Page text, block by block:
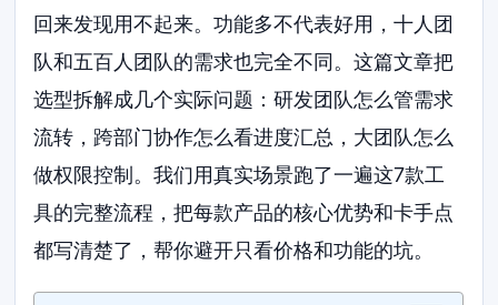
回来发现用不起来。功能多不代表好用，十人团
队和五百人团队的需求也完全不同。这篇文章把
选型拆解成几个实际问题：研发团队怎么管需求
流转，跨部门协作怎么看进度汇总，大团队怎么
做权限控制。我们用真实场景跑了一遍这7款工
具的完整流程，把每款产品的核心优势和卡手点
都写清楚了，帮你避开只看价格和功能的坑。